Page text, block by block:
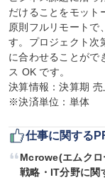
だけることをモット
原則フルリモートで
す。プロジェクト次
に合わせることがで
ス OK です。
決算情報：決算期
※決済単位：単体
仕事に関する
Mcrowe(エムクロ
戦略・IT分野に関